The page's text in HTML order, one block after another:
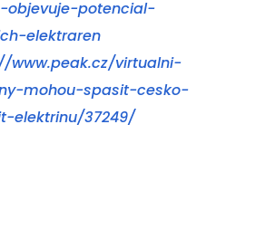
objevuje-potencial-
elektraren
www.peak.cz/virtualni-
mohou-spasit-cesko-
elektrinu/37249/